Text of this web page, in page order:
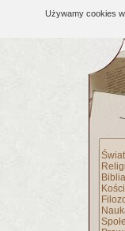
Używamy cookies
Biblia